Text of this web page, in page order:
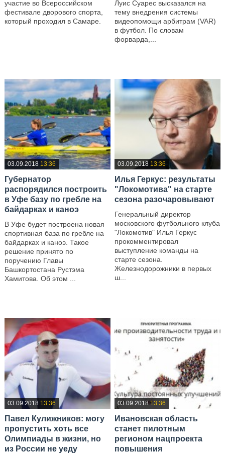
участие во Всероссийском
фестивале дворового спорта,
который проходил в Самаре.
Луис Суарес высказался на
тему внедрения системы
видеопомощи арбитрам (VAR)
в футбол. По словам
форварда,...
03.09.2018 13:36
Губернатор
распорядился построить
в Уфе базу по гребле на
байдарках и каноэ
В Уфе будет построена новая
спортивная база по гребле на
байдарках и каноэ. Такое
решение принято по
поручению Главы
Башкортостана Рустэма
Хамитова. Об этом ...
03.09.2018 13:36
Илья Геркус: результаты
"Локомотива" на старте
сезона разочаровывают
Генеральный директор
московского футбольного клуба
"Локомотив" Илья Геркус
прокомментировал
выступление команды на
старте сезона.
Железнодорожники в первых
ш...
03.09.2018 13:36
Павел Кулижников: могу
пропустить хоть все
Олимпиады в жизни, но
из России не уеду
03.09.2018 13:36
Ивановская область
станет пилотным
регионом нацпроекта
повышения